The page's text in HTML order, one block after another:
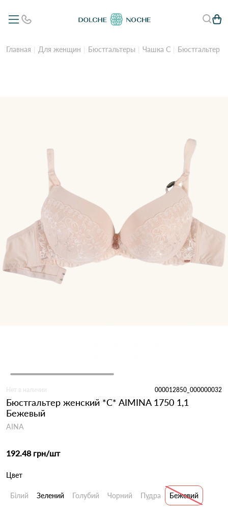
Главная Для женщин Бюстгальтеры Чашка C Бюстгальтер
Нет в наличии 000012850_000000032
Бюстгальтер женский *C* AIMINA 1750 1,1
Бежевый
AINA
192.48 грн/шт
Цвет
Білий Зелений Голубий Чорний Пудра Бежевий